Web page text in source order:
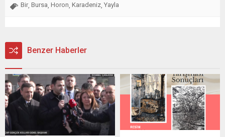
Bir Bursa Horon Karadeniz Yayla
Benzer Haberler